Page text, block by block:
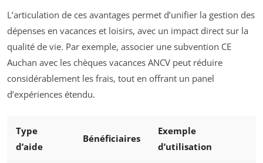
L’articulation de ces avantages permet d’unifier la gestion des
dépenses en vacances et loisirs, avec un impact direct sur la
qualité de vie. Par exemple, associer une subvention CE
Auchan avec les chèques vacances ANCV peut réduire
considérablement les frais, tout en offrant un panel
d’expériences étendu.
Type
d’aide
Bénéficiaires
Exemple
d’utilisation